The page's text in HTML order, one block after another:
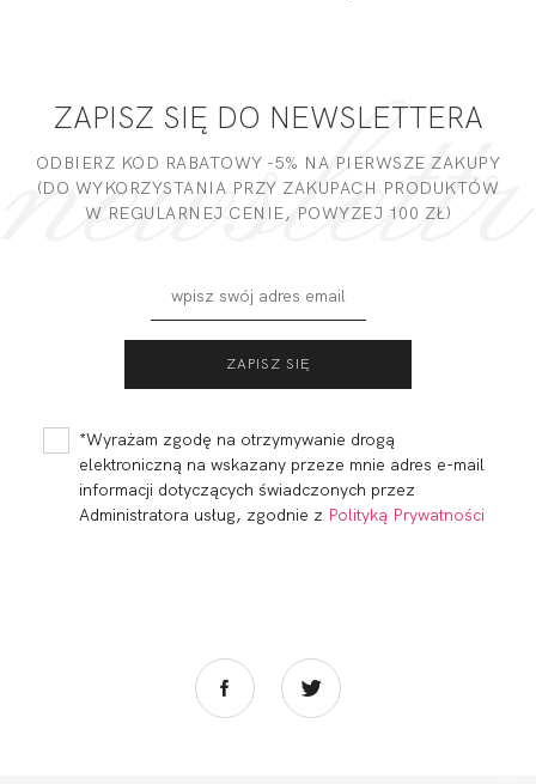
Miałeś już kontakt z naszym produktem? Zostaw opinię
263,99 79,20 zł 329,98
ZAPISZ SIĘ DO NEWSLETTERA
ODBIERZ KOD RABATOWY -5% NA PIERWSZE ZAKUPY
(DO WYKORZYSTANIA PRZY ZAKUPACH PRODUKTÓW
W REGULARNEJ CENIE, POWYZEJ 100 ZŁ)
*Wyrażam zgodę na otrzymywanie drogą
elektroniczną na wskazany przeze mnie adres e-mail
informacji dotyczących świadczonych przez
Administratora usług, zgodnie z Polityką Prywatności